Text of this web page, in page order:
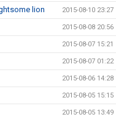
lion 2015-08-10 23:27
2015-08-08 20:56
2015-08-07 15:21
2015-08-07 01:22
2015-08-06 14:28
2015-08-05 15:15
2015-08-05 13:49